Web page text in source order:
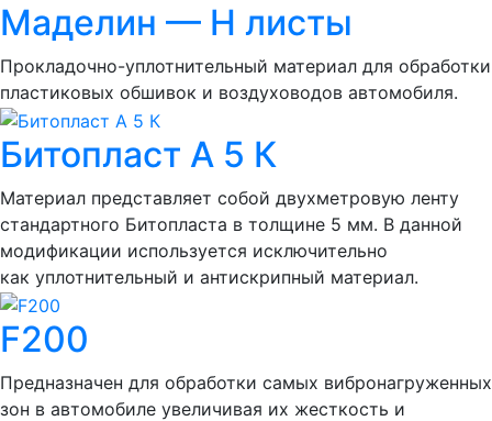
Маделин — Н листы
Прокладочно-уплотнительный материал для обработки
пластиковых обшивок и воздуховодов автомобиля.
Битопласт А 5 К
Материал представляет собой двухметровую ленту
стандартного Битопласта в толщине 5 мм. В данной
модификации используется исключительно
как уплотнительный и антискрипный материал.
F200
Предназначен для обработки самых вибронагруженных
зон в автомобиле увеличивая их жесткость и